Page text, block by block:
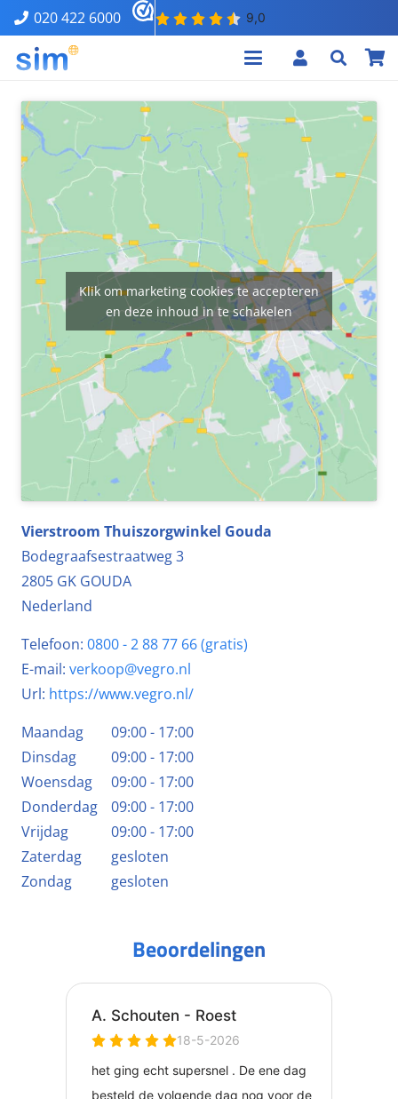
020 422 6000
Klik om marketing cookies te accepteren
en deze inhoud in te schakelen
Vierstroom Thuiszorgwinkel Gouda
Bodegraafsestraatweg 3
2805 GK GOUDA
Nederland
Telefoon: 0800 - 2 88 77 66 (gratis)
E-mail: verkoop@vegro.nl
Url: https://www.vegro.nl/
Maandag
09:00 - 17:00
Dinsdag
09:00 - 17:00
Woensdag
09:00 - 17:00
Donderdag
09:00 - 17:00
Vrijdag
09:00 - 17:00
Zaterdag
gesloten
Zondag
gesloten
Beoordelingen